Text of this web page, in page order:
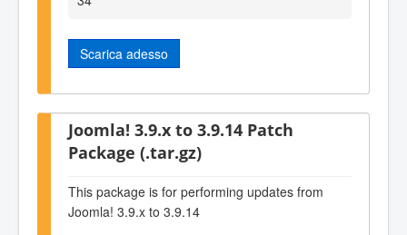
Scarica adesso
Joomla! 3.9.x to 3.9.14 Patch
Package (.tar.gz)
This package is for performing updates from
Joomla! 3.9.x to 3.9.14